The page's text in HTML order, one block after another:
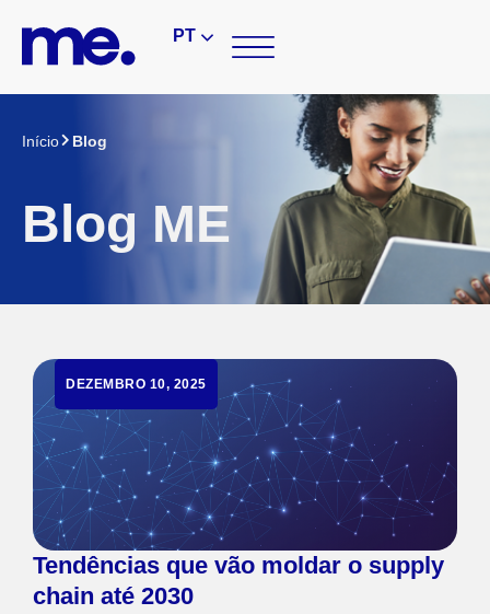
PT
Início Blog
Blog ME
DEZEMBRO 10, 2025
Tendências que vão moldar o supply
chain até 2030